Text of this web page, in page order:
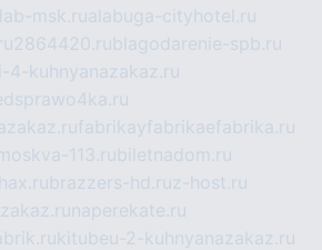
msk.rualabuga-cityhotel.ru
2864420.rublagodarenie-spb.ru
4-kuhnyanazakaz.ru
fabrikayfabrikaefabrika.ru
113.rubiletnadom.ru
brazzers-hd.ruz-host.ru
naperekate.ru
kitubeu-2-kuhnyanazakaz.ru